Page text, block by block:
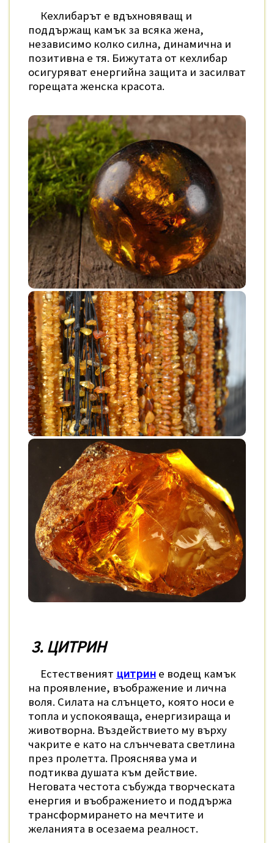
Кехлибарът е вдъхновяващ и
поддържащ камък за всяка жена,
независимо колко силна, динамична и
позитивна е тя. Бижутата от кехлибар
осигуряват енергийна защита и засилват
горещата женска красота.
3. ЦИТРИН
Естественият цитрин е водещ камък
на проявление, въображение и лична
воля. Силата на слънцето, която носи е
топла и успокояваща, енергизираща и
животворна. Въздействието му върху
чакрите е като на слънчевата светлина
през пролетта. Прояснява ума и
подтиква душата към действие.
Неговата честота събужда творческата
енергия и въображението и поддържа
трансформирането на мечтите и
желанията в осезаема реалност.